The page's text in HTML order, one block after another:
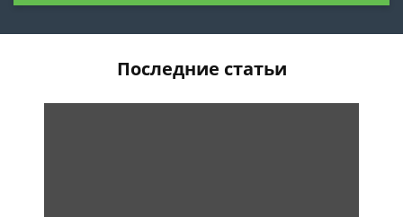
Последние статьи